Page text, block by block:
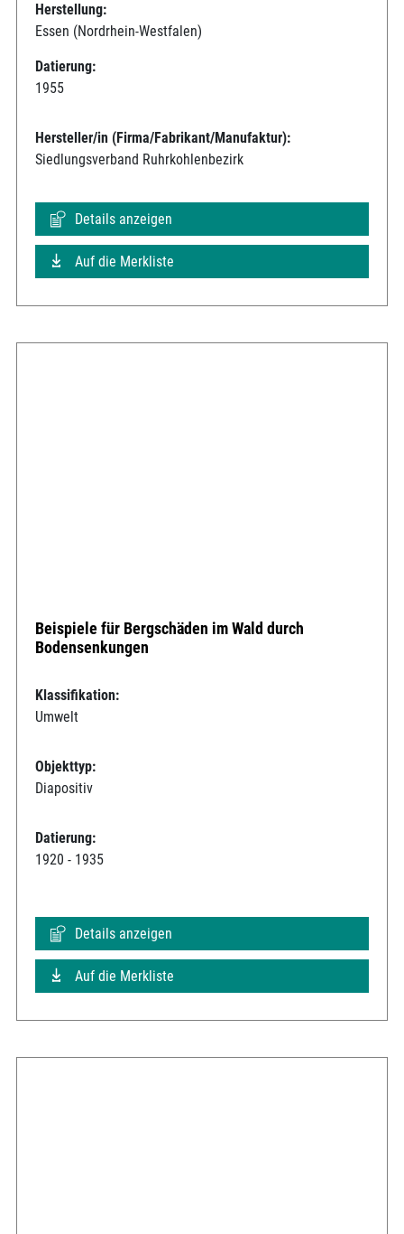
Herstellung:
Essen (Nordrhein-Westfalen)
Datierung:
1955
Hersteller/in (Firma/Fabrikant/Manufaktur):
Siedlungsverband Ruhrkohlenbezirk
Details anzeigen
Auf die Merkliste
Beispiele für Bergschäden im Wald durch
Bodensenkungen
Klassifikation:
Umwelt
Objekttyp:
Diapositiv
Datierung:
1920 - 1935
Details anzeigen
Auf die Merkliste